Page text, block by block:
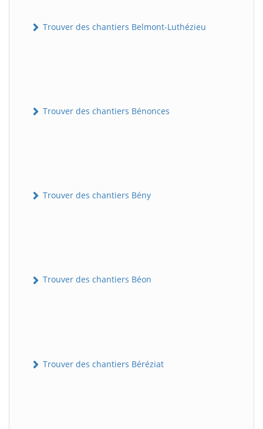
Trouver des chantiers Belmont-Luthézieu
Trouver des chantiers Bénonces
Trouver des chantiers Bény
Trouver des chantiers Béon
Trouver des chantiers Béréziat